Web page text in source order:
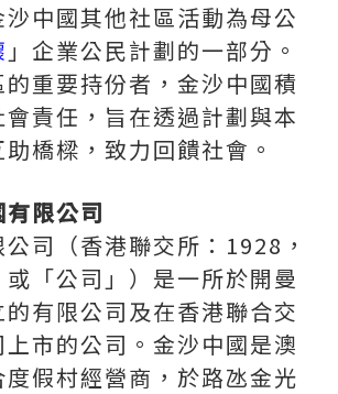
中國其他社區活動為母公
」企業公民計劃的一部分。
重要持份者，金沙中國積
責任，旨在透過計劃與本
橋樑，致力回饋社會。
限公司
司（香港聯交所：1928，
或「公司」）是一所於開曼
有限公司及在香港聯合交
市的公司。金沙中國是澳
假村經營商，於路氹金光